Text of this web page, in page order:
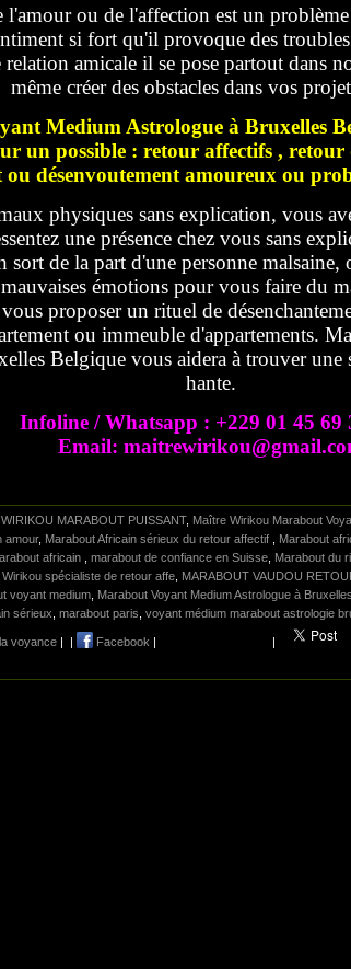
l'amour ou de l'affection est un
si fort qu'il provoque des
amicale il se pose partout dans
même créer des obstacles dans vos
Medium Astrologue à Bruxelles
un possible : retour affectifs ,
ou désenvoutement amoureux ou
physiques sans explication, vous
une présence chez vous sans
sort de la part d'une personne malsaine,
émotions pour vous faire du
proposer un rituel de
ou immeuble d'appartements.
Belgique vous aidera à trouver
hante.
Infoline / Whatsapp : +229 01 45 69
Email:
MARABOUT PUISSANT, Maître Wirikou Marabout
amour, Marabout Africain sérieux du retour affectif , Marabout
africain , marabout de confiance en Suisse, Marabout du
spécialiste de retour affe, MARABOUT VAUDOU
voyant medium, Marabout Voyant Medium Astrologue à
sérieux, marabout paris, voyant médium marabout astrologie
la voyance Facebook